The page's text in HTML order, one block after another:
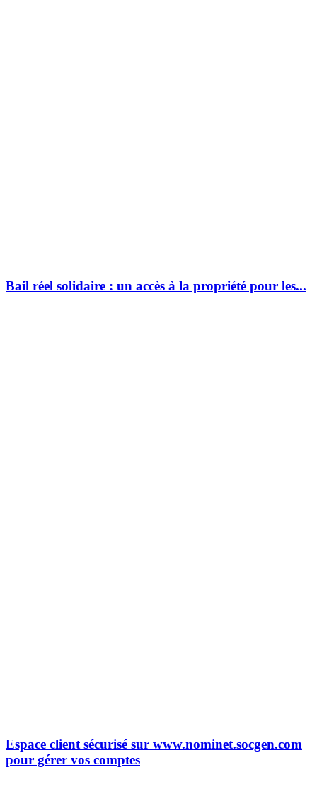
Bail réel solidaire : un accès à la propriété pour les...
Espace client sécurisé sur www.nominet.socgen.com
pour gérer vos comptes